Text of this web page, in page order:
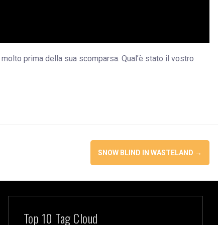
prima della sua scomparsa. Qual’è stato il vostro
SNOW BLIND IN WASTELAND →
Top 10 Tag Cloud